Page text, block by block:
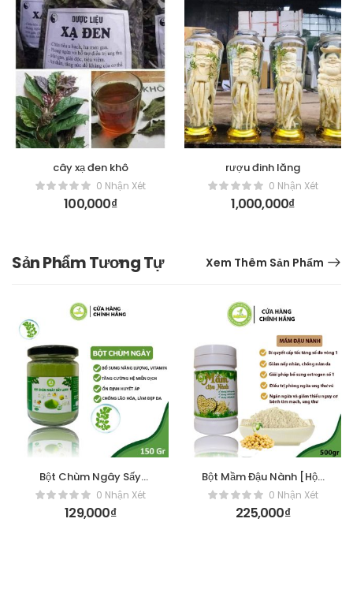
cây xạ đen khô
0 Nhận Xét
100,000₫
rượu đinh lăng
0 Nhận Xét
1,000,000₫
Sản Phẩm Tương Tự Xem Thêm Sản Phẩm
Bột Chùm Ngây Sấy
Lạnh[150gr]0 Nhận Xét
129,000₫
Bột Mầm Đậu Nành [Hộp
500gr]0 Nhận Xét
225,000₫